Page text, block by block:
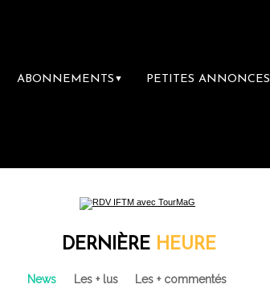
ABONNEMENTS ▼ PETITES ANNONCES
DERNIÈRE HEURE
News Les + lus Les + commentés